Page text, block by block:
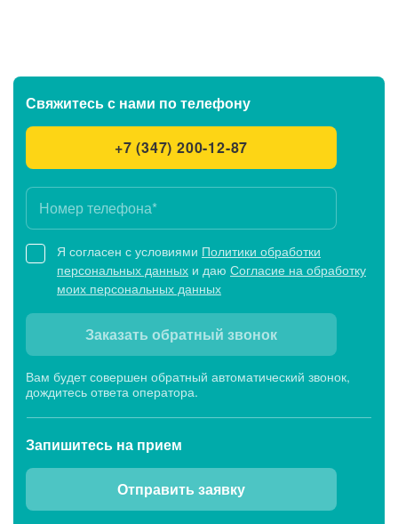
Свяжитесь с нами по телефону
+7 (347) 200-12-87
Я согласен с условиями Политики обработки
персональных данных и даю Согласие на обработку
моих персональных данных
Заказать обратный звонок
Вам будет совершен обратный автоматический звонок,
дождитесь ответа оператора.
Запишитесь на прием
Отправить заявку